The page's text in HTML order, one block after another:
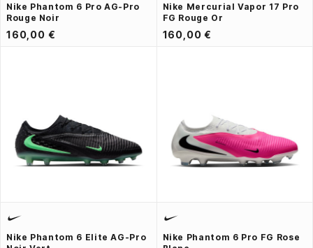
Nike Phantom 6 Pro AG-Pro
Rouge Noir
160,00 €
Nike Mercurial Vapor 17 Pro
FG Rouge Or
160,00 €
Nike Phantom 6 Elite AG-Pro
Nike Phantom 6 Pro FG Rose